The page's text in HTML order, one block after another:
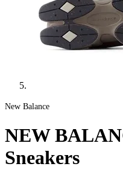
New Balance
NEW
Sneakers